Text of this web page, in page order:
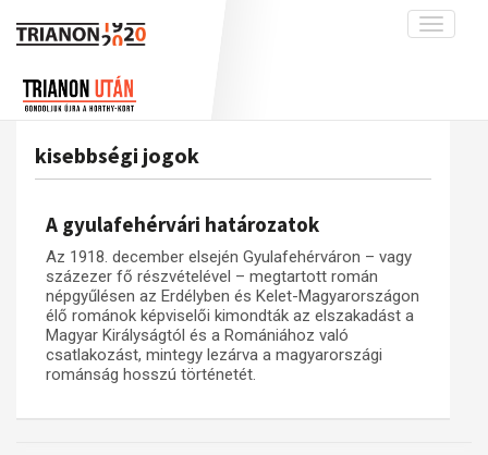
Toggle
interpretációk
A békerendszer megszilárdulása
Utókor és emlékezet
Blog
Adatbázis
Emlékművek (feltöltés alatt)
Menekültek
Visszhang
Publikációk
Kapcsolat
kisebbségi jogok
A gyulafehérvári határozatok
Az 1918. december elsején Gyulafehérváron – vagy
százezer fő részvételével – megtartott román
népgyűlésen az Erdélyben és Kelet-Magyarországon
élő románok képviselői kimondták az elszakadást a
Magyar Királyságtól és a Romániához való
csatlakozást, mintegy lezárva a magyarországi
románság hosszú történetét.